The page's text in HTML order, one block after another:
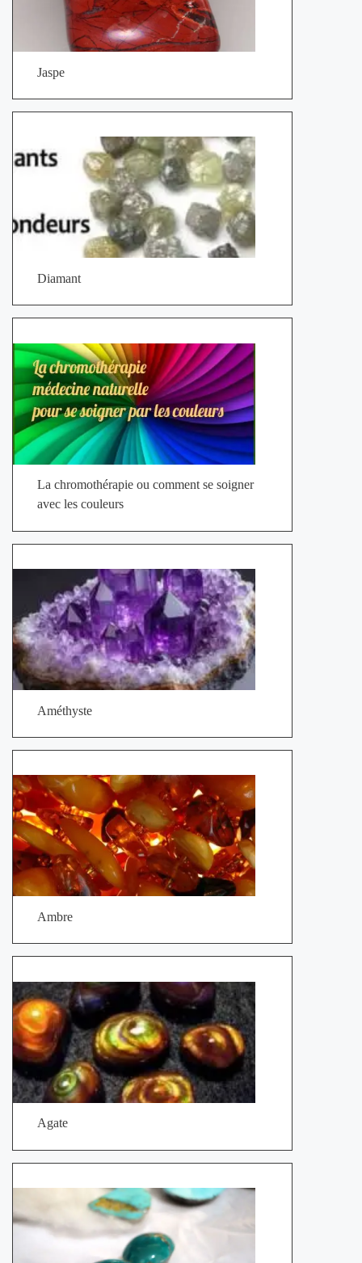
Jaspe
Diamant
La chromothérapie ou comment se soigner
avec les couleurs
Améthyste
Ambre
Agate